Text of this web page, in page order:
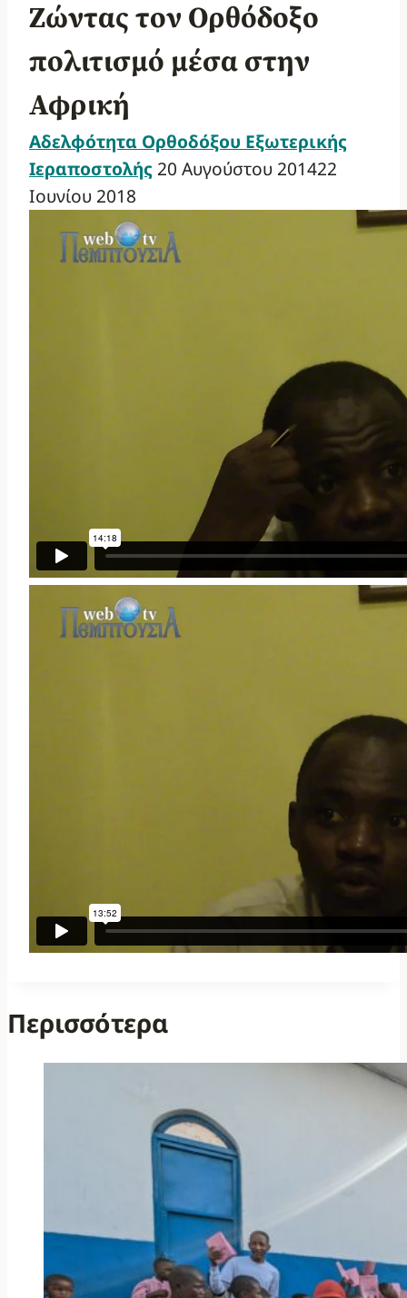
Ζώντας τον Ορθόδοξο
πολιτισμό μέσα στην
Αφρική
Αδελφότητα Ορθοδόξου Εξωτερικής
Ιεραποστολής 20 Αυγούστου 201422
Ιουνίου 2018
Περισσότερα